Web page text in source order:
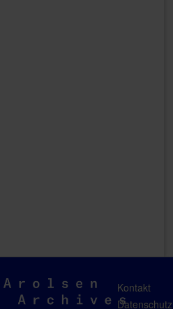
Arolsen
Archives
Kontakt
Datenschutz